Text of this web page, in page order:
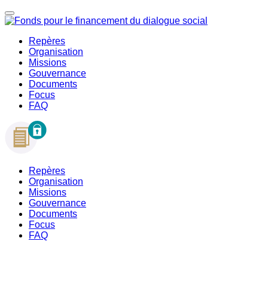
Repères
Organisation
Missions
Gouvernance
Documents
Focus
FAQ
Repères
Organisation
Missions
Gouvernance
Documents
Focus
FAQ